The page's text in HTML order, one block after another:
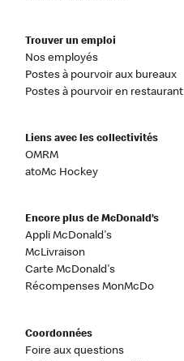
Trouver un emploi
Nos employés
Postes à pourvoir aux bureaux
Postes à pourvoir en restaurant
Liens avec les collectivités
OMRM
atoMc Hockey
Encore plus de McDonald’s
Appli McDonald's
McLivraison
Carte McDonald's
Récompenses MonMcDo
Coordonnées
Foire aux questions